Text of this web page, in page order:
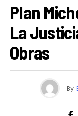
Plan
La
Obras
By